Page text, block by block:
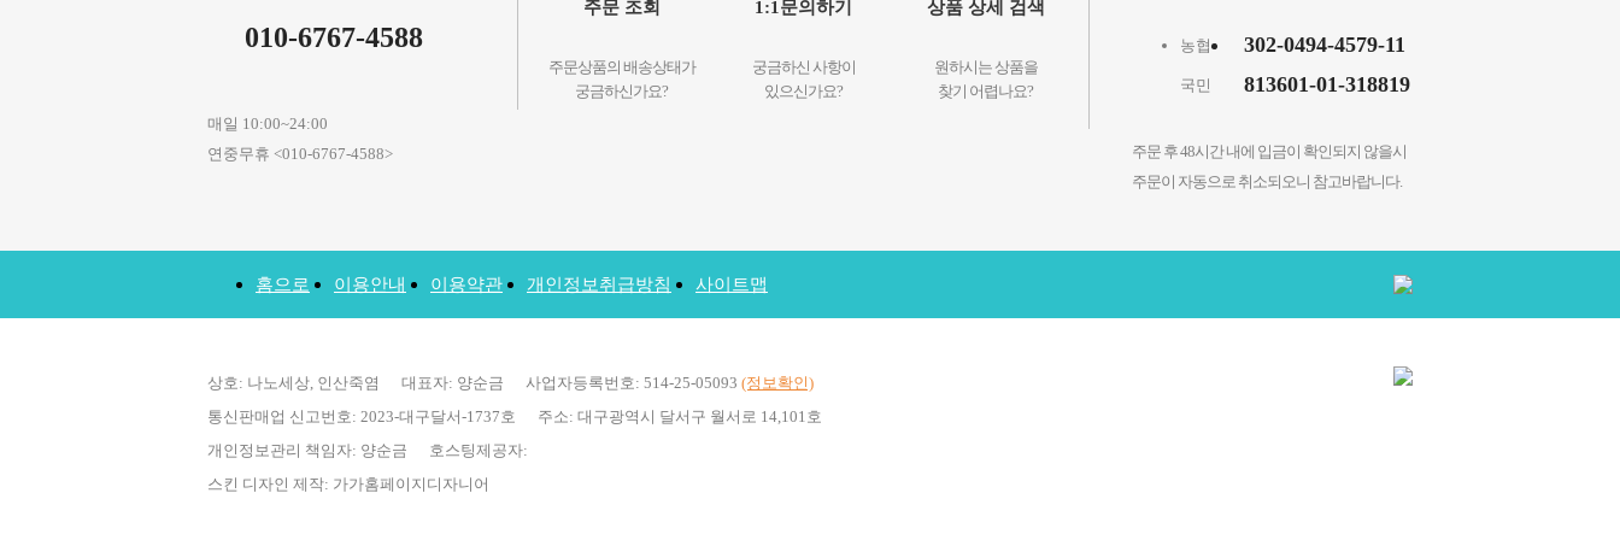
010-6767-4588
매일 10:00~24:00
연중무휴 <010-6767-4588>
주문 조회
주문상품의 배송상태가
궁금하신가요?
1:1문의하기
궁금하신 사항이
있으신가요?
상품 상세 검색
원하시는 상품을
찾기 어렵나요?
농협
국민
302-0494-4579-11
813601-01-318819
주문 후 48시간 내에 입금이 확인되지 않을시
주문이 자동으로 취소되오니 참고바랍니다.
홈으로 이용안내 이용약관 개인정보취급방침 사이트맵
상호: 나노세상, 인산죽염 대표자: 양순금 사업자등록번호: 514-25-05093 (정보확인)
통신판매업 신고번호: 2023-대구달서-1737호 주소: 대구광역시 달서구 월서로 14,101호
개인정보관리 책임자: 양순금 호스팅제공자:
스킨 디자인 제작: 가가홈페이지디자니어